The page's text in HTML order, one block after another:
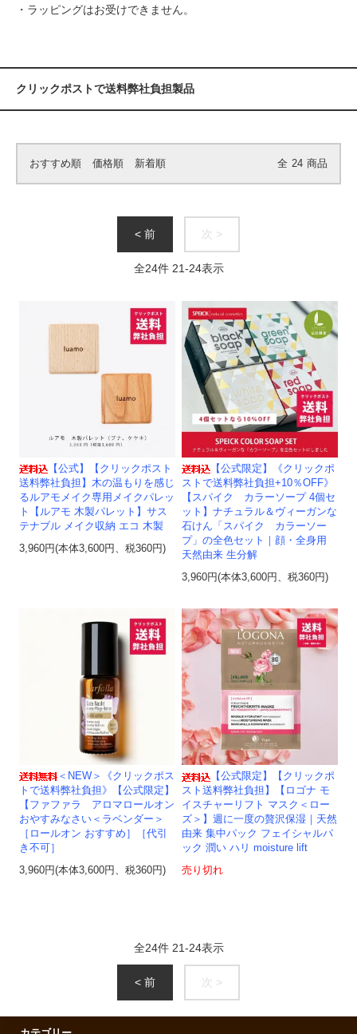
・ラッピングはお受けできません。
クリックポストで送料弊社負担製品
おすすめ順 価格順 新着順 全 24 商品
< 前 次 >
全24件 21-24表示
【公式】【クリックポスト
送料弊社負担】木の温もりを感じ
るルアモメイク専用メイクパレッ
ト【ルアモ 木製パレット】サス
テナブル メイク収納 エコ 木製
3,960円(本体3,600円、税360円)
【公式限定】《クリックポ
ストで送料弊社負担+10％OFF》
【スパイク カラーソープ 4個セ
ット】ナチュラル＆ヴィーガンな
石けん「スパイク カラーソー
プ」の全色セット｜顔・全身用
天然由来 生分解
3,960円(本体3,600円、税360円)
＜NEW＞《クリックポス
トで送料弊社負担》【公式限定】
【ファファラ アロマロールオン
おやすみなさい＜ラベンダー＞
［ロールオン おすすめ］［代引
き不可］
3,960円(本体3,600円、税360円)
【公式限定】【クリックポ
スト送料弊社負担】【ロゴナ モ
イスチャーリフト マスク＜ロー
ズ＞】週に一度の贅沢保湿｜天然
由来 集中パック フェイシャルパ
ック 潤い ハリ moisture lift
売り切れ
全24件 21-24表示
< 前 次 >